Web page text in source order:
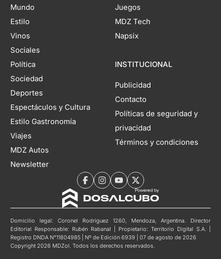
Mundo
Estilo
Vinos
Sociales
Política
Sociedad
Deportes
Espectáculos y Cultura
Estilo Gastronomía
Viajes
MDZ Autos
Newsletter
Juegos
MDZ Tech
Napsix
INSTITUCIONAL
Publicidad
Contacto
Políticas de seguridad y
privacidad
Términos y condiciones
Domicilio legal: Coronel Rodríguez 1260, Mendoza, Argentina. Director
Editorial Responsable: Rubén Rabanal | Propietario: Territorio Digital S.A. |
Registro DNDA N°11804985 | Nº de Edición 6939 | 07 de agosto de 2026
Copyright 2026 MDZol. Todos los derechos reservados.